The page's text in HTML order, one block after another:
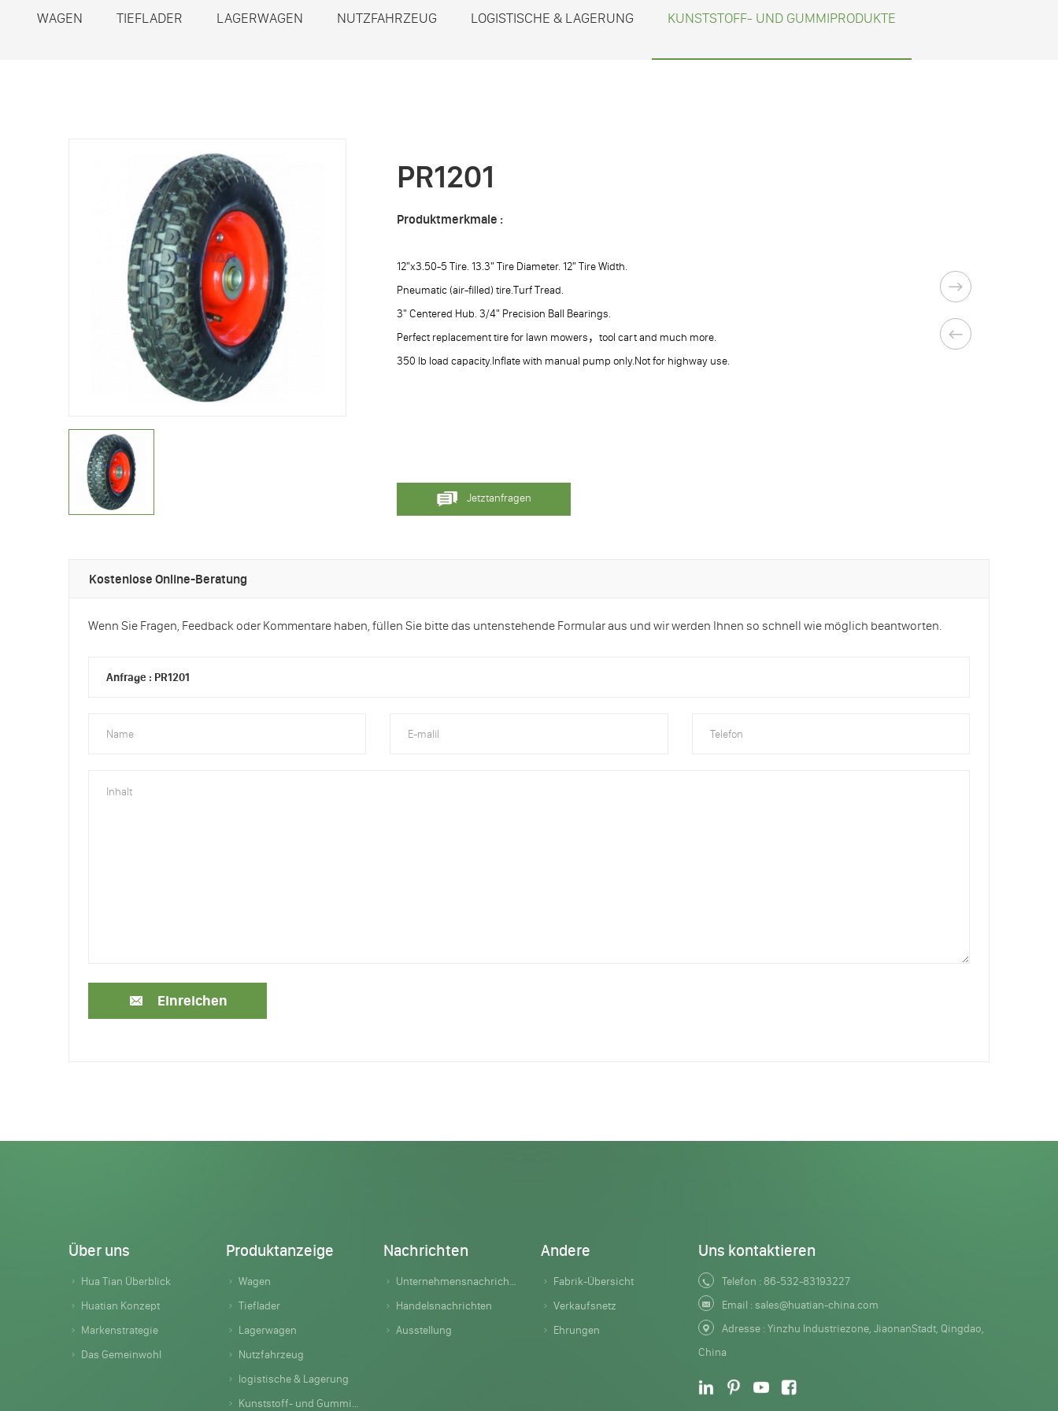
WAGEN TIEFLADER LAGERWAGEN NUTZFAHRZEUG LOGISTISCHE & LAGERUNG KUNSTSTOFF- UND GUMMIPRODUKTE
PR1201
Produktmerkmale :
12"x3.50-5 Tire. 13.3" Tire Diameter. 12" Tire Width.
Pneumatic (air-filled) tire.Turf Tread.
3" Centered Hub. 3/4" Precision Ball Bearings.
Perfect replacement tire for lawn mowers，tool cart and much more.
350 lb load capacity.Inflate with manual pump only.Not for highway use.
Jetztanfragen
Kostenlose Online-Beratung
Wenn Sie Fragen, Feedback oder Kommentare haben, füllen Sie bitte das untenstehende Formular aus und wir werden Ihnen so schnell wie möglich beantworten.
Einreichen
Über uns
Hua Tian Überblick
Huatian Konzept
Markenstrategie
Das Gemeinwohl
Produktanzeige
Wagen
Tieflader
Lagerwagen
Nutzfahrzeug
logistische & Lagerung
Kunststoff- und Gummiprodukte
Nachrichten
Unternehmensnachrichten
Handelsnachrichten
Ausstellung
Andere
Fabrik-Übersicht
Verkaufsnetz
Ehrungen
Uns kontaktieren
Telefon : 86-532-83193227
Email :sales@huatian-china.com
Adresse : Yinzhu Industriezone, JiaonanStadt, Qingdao,
China